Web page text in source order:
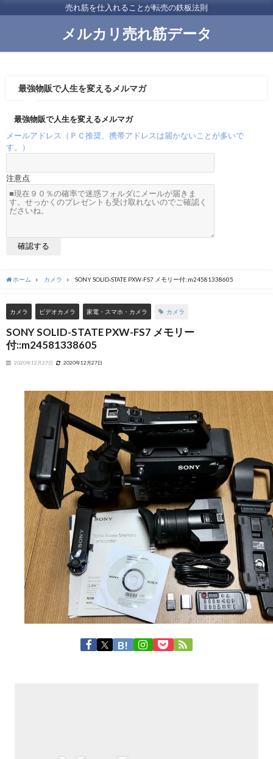
売れ筋を仕入れることが転売の鉄板法則
メルカリ売れ筋データ
最強物販で人生を変えるメルマガ
最強物販で人生を変えるメルマガ
メールアドレス（ＰＣ推奨、携帯アドレスは届かないことが多いで
す。）
注意点
ホーム カメラ SONY SOLID-STATE PXW-FS7 メモリー付::m24581338605
カメラ ビデオカメラ 家電・スマホ・カメラ カメラ
SONY SOLID-STATE PXW-FS7 メモリー
付::m24581338605
2020年12月27日 2020年12月27日